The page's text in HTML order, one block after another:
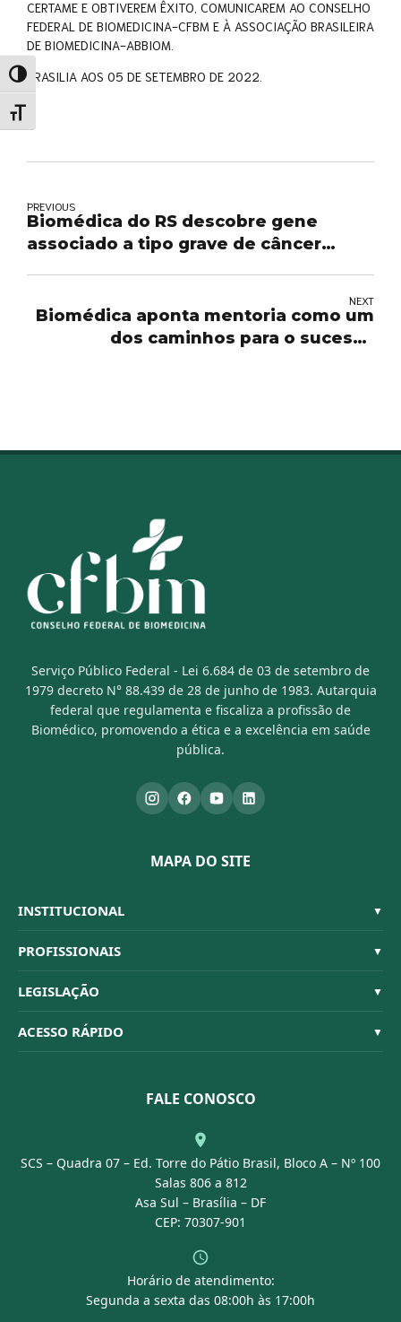
Alternar alto contraste
Alternar tamanho da fonte
CERTAME E OBTIVEREM ÊXITO, COMUNICAREM AO CONSELHO
FEDERAL DE BIOMEDICINA-CFBM E À ASSOCIAÇÃO BRASILEIRA
DE BIOMEDICINA-ABBIOM.
BRASILIA AOS 05 DE SETEMBRO DE 2022.
PREVIOUS
Biomédica do RS descobre gene
associado a tipo grave de câncer
NEXT
Biomédica aponta mentoria como um
dos caminhos para o sucesso
Serviço Público Federal - Lei 6.684 de 03 de setembro de
1979 decreto N° 88.439 de 28 de junho de 1983. Autarquia
federal que regulamenta e fiscaliza a profissão de
Biomédico, promovendo a ética e a excelência em saúde
pública.
MAPA DO SITE
INSTITUCIONAL ▼
Sistema CFBM
Quem Somos
Organograma
Conselheiros
PROFISSIONAIS ▼
Habilitações
Código de Ética
Dúvidas Frequentes
LEGISLAÇÃO ▼
Resoluções
ACESSO RÁPIDO ▼
Portal Transparência
FALE CONOSCO
SCS – Quadra 07 – Ed. Torre do Pátio Brasil, Bloco A – Nº 100
Salas 806 a 812
Asa Sul – Brasília – DF
CEP: 70307-901
Horário de atendimento:
Segunda a sexta das 08:00h às 17:00h